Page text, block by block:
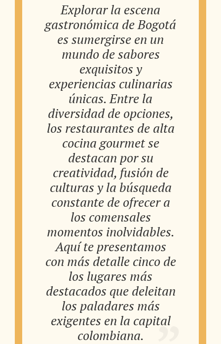
Explorar la escena
gastronómica de Bogotá
es sumergirse en un
mundo de sabores
exquisitos y
experiencias culinarias
únicas. Entre la
diversidad de opciones,
los restaurantes de alta
cocina gourmet se
destacan por su
creatividad, fusión de
culturas y la búsqueda
constante de ofrecer a
los comensales
momentos inolvidables.
Aquí te presentamos
con más detalle cinco de
los lugares más
destacados que deleitan
los paladares más
exigentes en la capital
colombiana.